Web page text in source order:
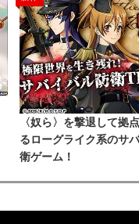
〈奴ら〉を撃退して拠
るローグライク系のサ
衛ゲーム！